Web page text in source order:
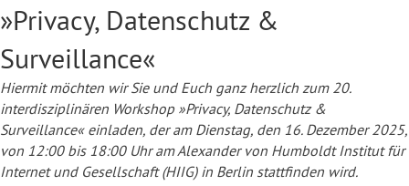
»Privacy, Datenschutz &
Surveillance«
Hiermit möchten wir Sie und Euch ganz herzlich zum 20.
interdisziplinären Workshop »Privacy, Datenschutz &
Surveillance« einladen, der am Dienstag, den 16. Dezember 2025,
von 12:00 bis 18:00 Uhr am Alexander von Humboldt Institut für
Internet und Gesellschaft (HIIG) in Berlin stattfinden wird.